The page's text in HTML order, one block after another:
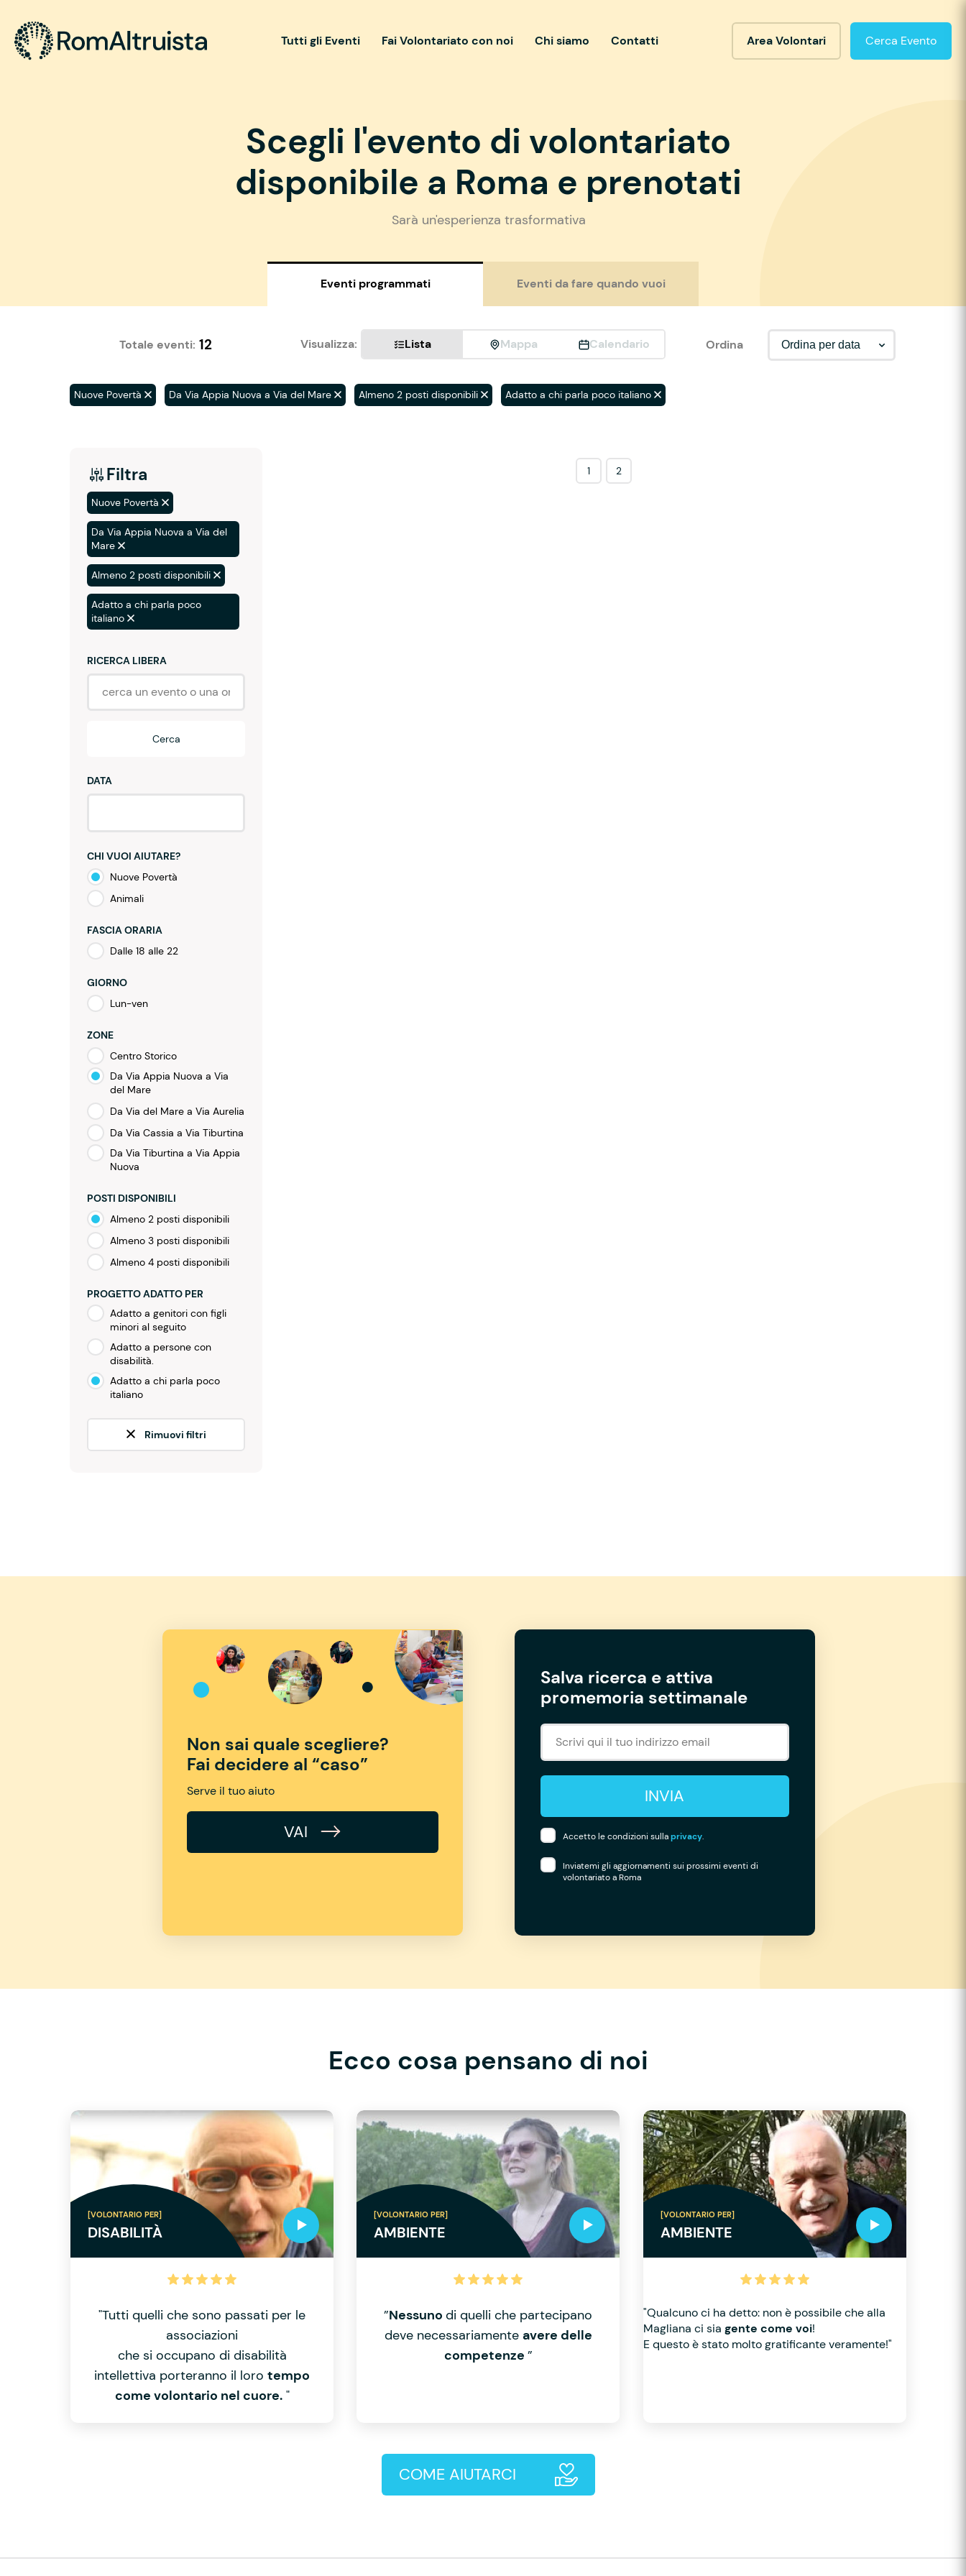
Tutti gli Eventi Fai Volontariato con noi Chi siamo Contatti Area Volontari Cerca Evento
Scegli l'evento di volontariato
disponibile a Roma e prenotati
Sarà un'esperienza trasformativa
Eventi programmati Eventi da fare quando vuoi
Totale eventi: 12 Visualizza: Lista Mappa Calendario Ordina
Nuove Povertà Da Via Appia Nuova a Via del Mare Almeno 2 posti disponibili Adatto a chi parla poco italiano
Filtra
Nuove Povertà
Da Via Appia Nuova a Via del
Mare
Almeno 2 posti disponibili
Adatto a chi parla poco
italiano
RICERCA LIBERA
Cerca
DATA
CHI VUOI AIUTARE?
Nuove Povertà
Animali
FASCIA ORARIA
Dalle 18 alle 22
GIORNO
Lun-ven
ZONE
Centro Storico
Da Via Appia Nuova a Via
del Mare
Da Via del Mare a Via Aurelia
Da Via Cassia a Via Tiburtina
Da Via Tiburtina a Via Appia
Nuova
POSTI DISPONIBILI
Almeno 2 posti disponibili
Almeno 3 posti disponibili
Almeno 4 posti disponibili
PROGETTO ADATTO PER
Adatto a genitori con figli
minori al seguito
Adatto a persone con
disabilità.
Adatto a chi parla poco
italiano
Rimuovi filtri
1 2
Non sai quale scegliere?
Fai decidere al “caso”
Serve il tuo aiuto
VAI
Salva ricerca e attiva
promemoria settimanale
INVIA
Accetto le condizioni sullaprivacy.
Inviatemi gli aggiornamenti sui prossimi eventi di
volontariato a Roma
Ecco cosa pensano di noi
[VOLONTARIO PER]
DISABILITÀ
"Tutti quelli che sono passati per le
associazioni
che si occupano di disabilità
intellettiva porteranno il lorotempo
come volontario nel cuore."
[VOLONTARIO PER]
AMBIENTE
”Nessunodi quelli che partecipano
deve necessariamente avere delle
competenze ”
[VOLONTARIO PER]
AMBIENTE
"Qualcuno ci ha detto: non è possibile che alla
Magliana ci sia gente come voi!
E questo è stato molto gratificante veramente!"
COME AIUTARCI